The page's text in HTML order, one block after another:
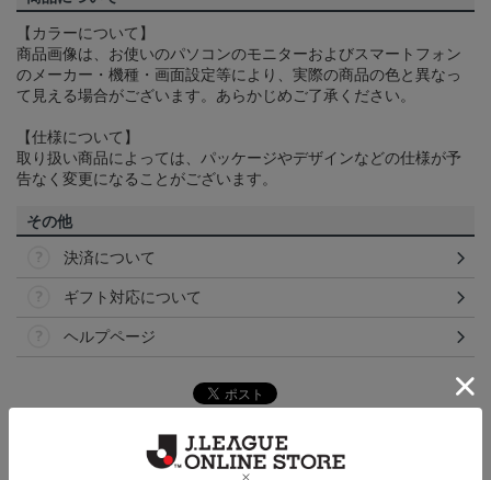
【カラーについて】
商品画像は、お使いのパソコンのモニターおよびスマートフォン
のメーカー・機種・画面設定等により、実際の商品の色と異なっ
て見える場合がございます。あらかじめご了承ください。
【仕様について】
取り扱い商品によっては、パッケージやデザインなどの仕様が予
告なく変更になることがございます。
その他
決済について
ギフト対応について
ヘルプページ